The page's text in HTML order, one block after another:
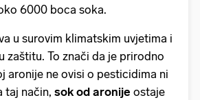
6000 boca soka.
u surovim klimatskim uvjetima i
zaštitu. To znači da je prirodno
aronije ne ovisi o pesticidima ni
taj način, sok od aronije ostaje